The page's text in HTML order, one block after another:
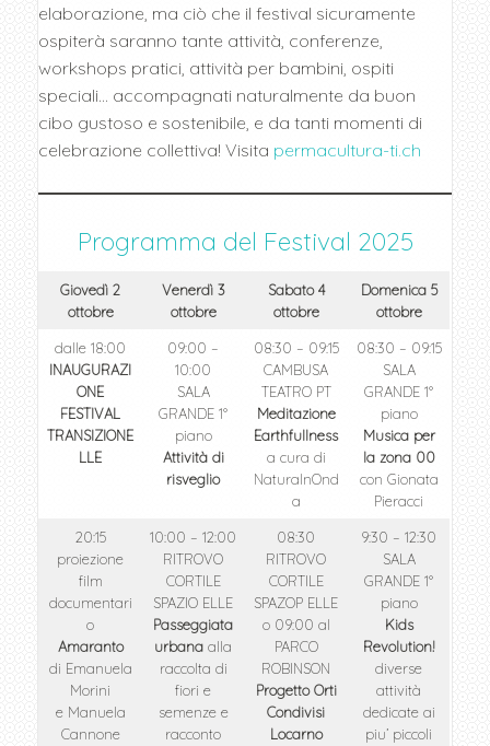
elaborazione, ma ciò che il festival sicuramente
ospiterà saranno tante attività, conferenze,
workshops pratici, attività per bambini, ospiti
speciali… accompagnati naturalmente da buon
cibo gustoso e sostenibile, e da tanti momenti di
celebrazione collettiva! Visita permacultura-ti.ch
Programma del Festival 2025
Giovedì 2
ottobre
Venerdì 3
ottobre
Sabato 4
ottobre
Domenica 5
ottobre
dalle 18:00
INAUGURAZI
ONE
FESTIVAL
TRANSIZIONE
LLE
09:00 –
10:00
SALA
GRANDE 1°
piano
Attività di
risveglio
08:30 – 09:15
CAMBUSA
TEATRO PT
Meditazione
Earthfullness
a cura di
NaturalnOnd
a
08:30 – 09:15
SALA
GRANDE 1°
piano
Musica per
la zona 00
con Gionata
Pieracci
20:15
proiezione
film
documentari
o
Amaranto
di Emanuela
Morini
e Manuela
Cannone
10:00 – 12:00
RITROVO
CORTILE
SPAZIO ELLE
Passeggiata
urbana alla
raccolta di
fiori e
semenze e
racconto
08:30
RITROVO
CORTILE
SPAZOP ELLE
o 09:00 al
PARCO
ROBINSON
Progetto Orti
Condivisi
Locarno
9:30 – 12:30
SALA
GRANDE 1°
piano
Kids
Revolution!
diverse
attività
dedicate ai
piu’ piccoli